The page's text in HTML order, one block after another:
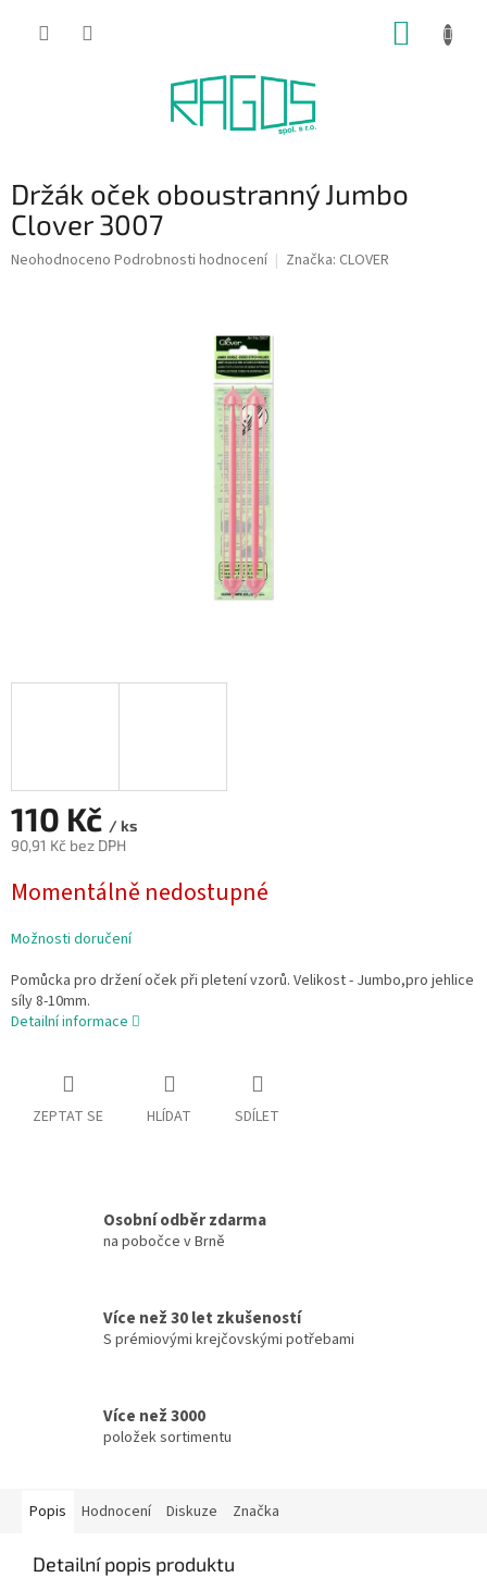
Držák oček oboustranný Jumbo
Clover 3007
Průměrné
Neohodnoceno Podrobnosti hodnocení Značka: CLOVER
110 Kč / ks
90,91 Kč bez DPH
cena:
Momentálně nedostupné
Možnosti doručení
Pomůcka pro držení oček při pletení vzorů. Velikost - Jumbo,pro jehlice
síly 8-10mm.
Detailní informace
ZEPTAT SE HLÍDAT SDÍLET
Osobní odběr zdarma
na pobočce v Brně
Více než 30 let zkušeností
S prémiovými krejčovskými potřebami
Více než 3000
položek sortimentu
Popis Hodnocení Diskuze Značka
Detailní popis produktu